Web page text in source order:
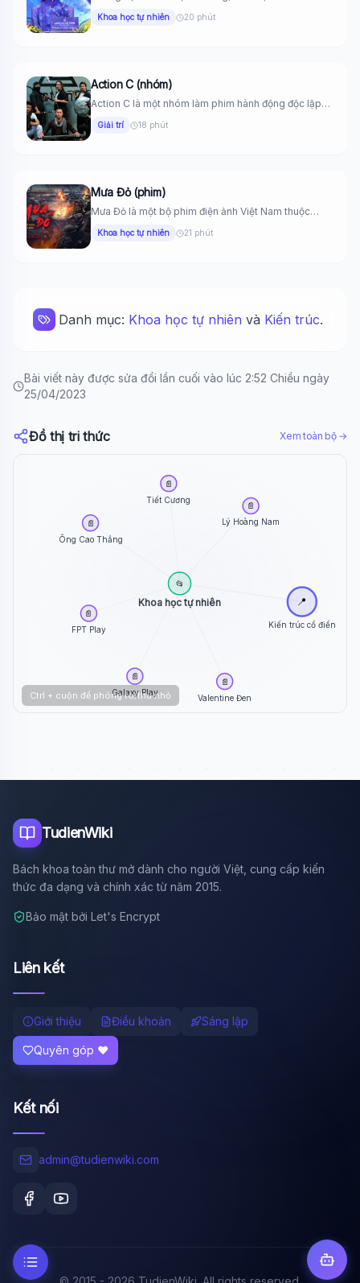
Khoa học tự nhiên 20 phút
Action C (nhóm)
Action C là một nhóm làm phim hành động độc lập
Giải trí 18 phút
Mưa Đỏ (phim)
Mưa Đỏ là một bộ phim điện ảnh Việt Nam thuộc
Khoa học tự nhiên 21 phút
Danh mục: Khoa học tự nhiên và Kiến trúc.
Bài viết này được sửa đổi lần cuối vào lúc 2:52 Chiều ngày
25/04/2023
Đồ thị tri thức Xem toàn bộ →
Kiến trúc cổ điển
📍
Khoa học tự nhiên
📂
Tiết Cương
📄
Valentine Đen
📄
FPT Play
📄
Lý Hoàng Nam
📄
Galaxy Play
📄
Ông Cao Thắng
📄
Ctrl + cuộn để phóng to/thu nhỏ
TudienWiki
Bách khoa toàn thư mở dành cho người Việt, cung cấp kiến
thức đa dạng và chính xác từ năm 2015.
Bảo mật bởi Let's Encrypt
Liên kết
Giới thiệu Điều khoản Sáng lập
Quyên góp ❤️
Kết nối
admin@tudienwiki.com